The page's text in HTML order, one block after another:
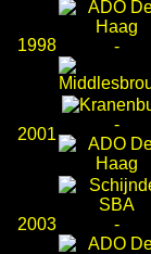
1998 -
2001
-
2003 -